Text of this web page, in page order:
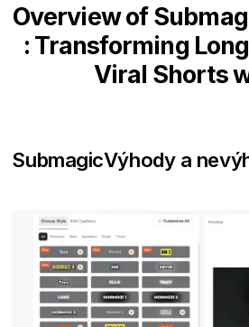
Overview of
: Transforming
Viral Shorts
SubmagicVýhody a